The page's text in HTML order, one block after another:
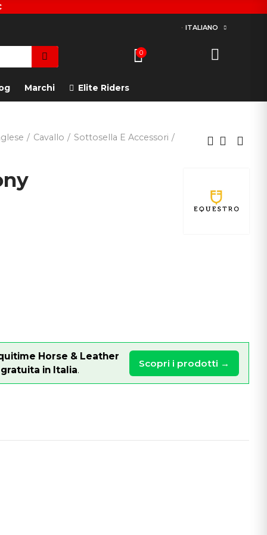
ITALIANO
0
Marchi Elite Riders
Cavallo
Sottosella E Accessori
Horse & Leather
in Italia.
Scopri i prodotti →